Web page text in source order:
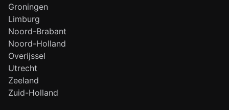
Groningen
Limburg
Noord-Brabant
Noord-Holland
Overijssel
Utrecht
Zeeland
Zuid-Holland